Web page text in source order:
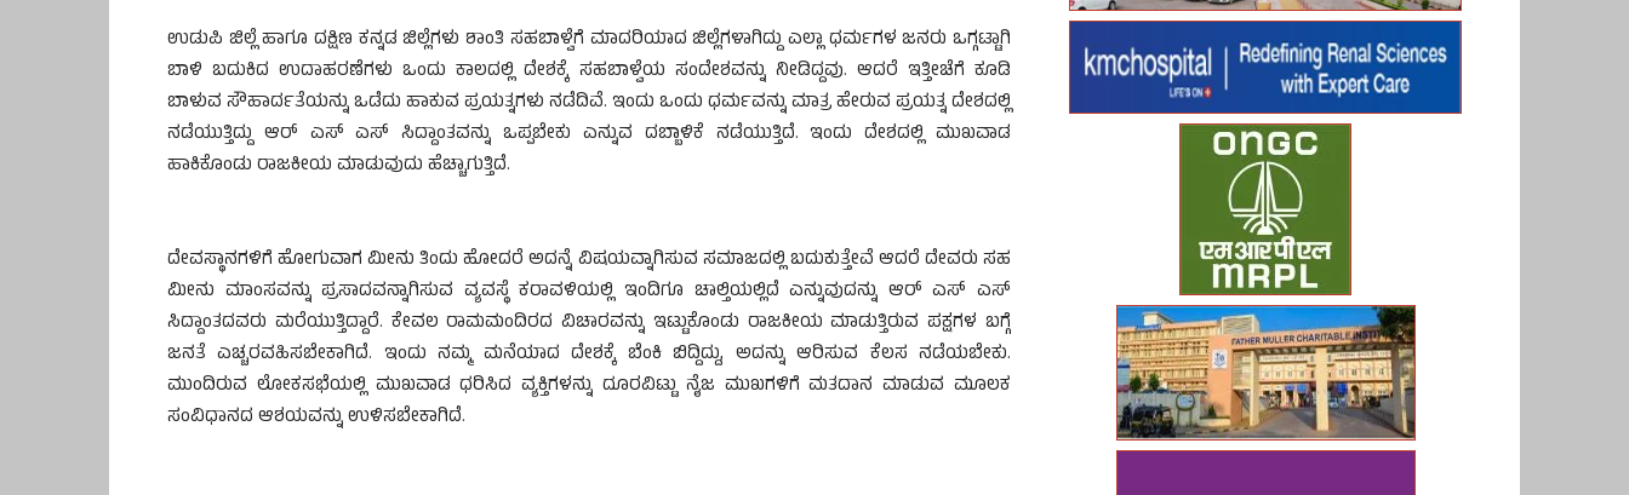
ಉಡುಪಿ ಜಿಲ್ಲೆ ಹಾಗೂ ದಕ್ಷಿಣ ಕನ್ನಡ ಜಿಲ್ಲೆಗಳು ಶಾಂತಿ ಸಹಬಾಳ್ವೆಗೆ ಮಾದರಿಯಾದ ಜಿಲ್ಲೆಗಳಾಗಿದ್ದು ಎಲ್ಲಾ ಧರ್ಮಗಳ ಜನರು ಒಗ್ಗಟ್ಟಾಗಿ
ಬಾಳಿ ಬದುಕಿದ ಉದಾಹರಣೆಗಳು ಒಂದು ಕಾಲದಲ್ಲಿ ದೇಶಕ್ಕೆ ಸಹಬಾಳ್ವೆಯ ಸಂದೇಶವನ್ನು ನೀಡಿದ್ದವು. ಆದರೆ ಇತ್ತೀಚೆಗೆ ಕೂಡಿ
ಬಾಳುವ ಸೌಹಾರ್ದತೆಯನ್ನು ಒಡೆದು ಹಾಕುವ ಪ್ರಯತ್ನಗಳು ನಡೆದಿವೆ. ಇಂದು ಒಂದು ಧರ್ಮವನ್ನು ಮಾತ್ರ ಹೇರುವ ಪ್ರಯತ್ನ ದೇಶದಲ್ಲಿ
ನಡೆಯುತ್ತಿದ್ದು ಆರ್ ಎಸ್ ಎಸ್ ಸಿದ್ದಾಂತವನ್ನು ಒಪ್ಪಬೇಕು ಎನ್ನುವ ದಬ್ಬಾಳಿಕೆ ನಡೆಯುತ್ತಿದೆ. ಇಂದು ದೇಶದಲ್ಲಿ ಮುಖವಾಡ
ಹಾಕಿಕೊಂಡು ರಾಜಕೀಯ ಮಾಡುವುದು ಹೆಚ್ಚಾಗುತ್ತಿದೆ.
ದೇವಸ್ಥಾನಗಳಿಗೆ ಹೋಗುವಾಗ ಮೀನು ತಿಂದು ಹೋದರೆ ಅದನ್ನೆ ವಿಷಯವ್ನಾಗಿಸುವ ಸಮಾಜದಲ್ಲಿ ಬದುಕುತ್ತೇವೆ ಆದರೆ ದೇವರು ಸಹ
ಮೀನು ಮಾಂಸವನ್ನು ಪ್ರಸಾದವನ್ನಾಗಿಸುವ ವ್ಯವಸ್ಥೆ ಕರಾವಳಿಯಲ್ಲಿ ಇಂದಿಗೂ ಚಾಲ್ತಿಯಲ್ಲಿದೆ ಎನ್ನುವುದನ್ನು ಆರ್ ಎಸ್ ಎಸ್
ಸಿದ್ದಾಂತದವರು ಮರೆಯುತ್ತಿದ್ದಾರೆ. ಕೇವಲ ರಾಮಮಂದಿರದ ವಿಚಾರವನ್ನು ಇಟ್ಟುಕೊಂಡು ರಾಜಕೀಯ ಮಾಡುತ್ತಿರುವ ಪಕ್ಷಗಳ ಬಗ್ಗೆ
ಜನತೆ ಎಚ್ಚರವಹಿಸಬೇಕಾಗಿದೆ. ಇಂದು ನಮ್ಮ ಮನೆಯಾದ ದೇಶಕ್ಕೆ ಬೆಂಕಿ ಬಿದ್ದಿದ್ದು, ಅದನ್ನು ಆರಿಸುವ ಕೆಲಸ ನಡೆಯಬೇಕು.
ಮುಂದಿರುವ ಲೋಕಸಭೆಯಲ್ಲಿ ಮುಖವಾಡ ಧರಿಸಿದ ವ್ಯಕ್ತಿಗಳನ್ನು ದೂರವಿಟ್ಟು ನೈಜ ಮುಖಗಳಿಗೆ ಮತದಾನ ಮಾಡುವ ಮೂಲಕ
ಸಂವಿಧಾನದ ಆಶಯವನ್ನು ಉಳಿಸಬೇಕಾಗಿದೆ.